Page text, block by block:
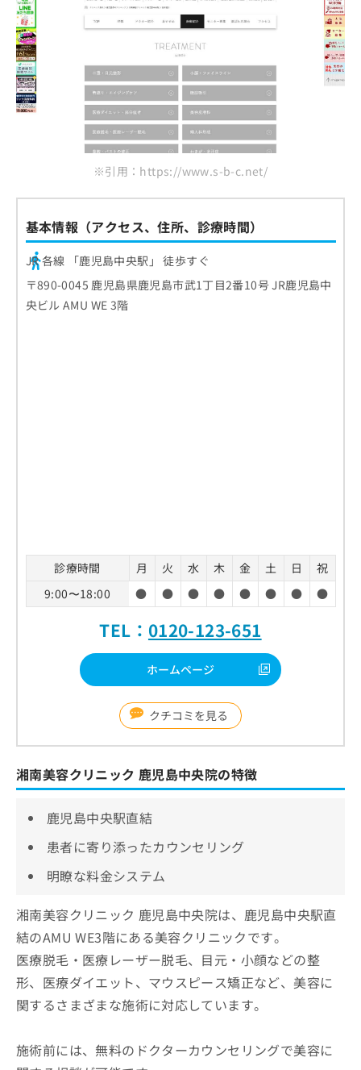
※引用：https://www.s-b-c.net/
基本情報（アクセス、住所、診療時間）
JR 各線 「鹿児島中央駅」 徒歩すぐ
〒890-0045 鹿児島県鹿児島市武1丁目2番10号 JR鹿児島中
央ビル AMU WE 3階
診療時間 月 火 水 木 金 土 日
祝
9:00〜18:00
● ● ● ● ● ● ● ●
TEL： 0120-123-651
ホームページ
クチコミを見る
湘南美容クリニック 鹿児島中央院の特徴
鹿児島中央駅直結
患者に寄り添ったカウンセリング
明瞭な料金システム
湘南美容クリニック 鹿児島中央院は、鹿児島中央駅直
結のAMU WE3階にある美容クリニックです。
医療脱毛・医療レーザー脱毛、目元・小顔などの整
形、医療ダイエット、マウスピース矯正など、美容に
関するさまざまな施術に対応しています。
施術前には、無料のドクターカウンセリングで美容に